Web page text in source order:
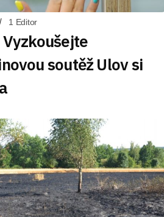
1 Editor
soutěž Ulov si